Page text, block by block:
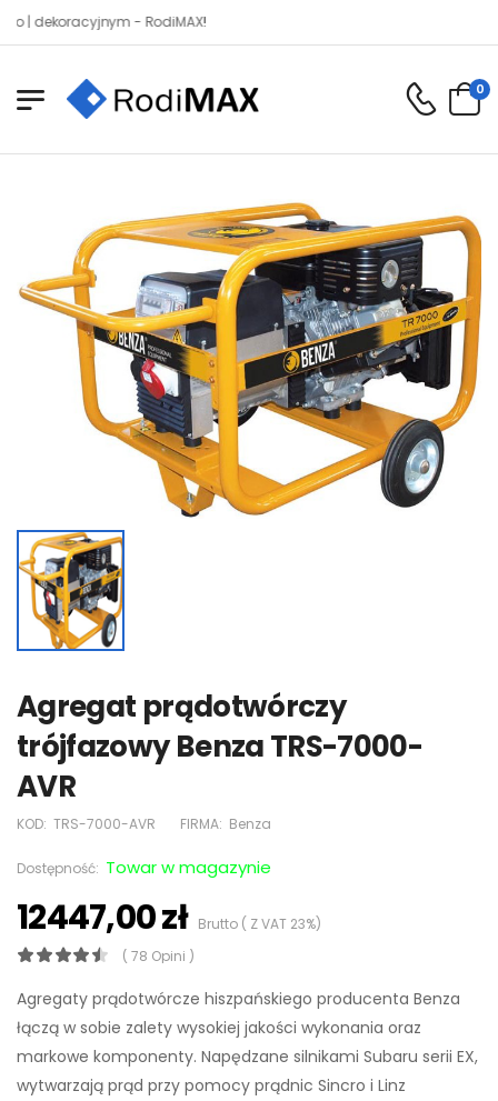
- RodiMAX!
0
Agregat prądotwórczy
trójfazowy Benza TRS-7000-
AVR
KOD: TRS-7000-AVR FIRMA: Benza
Dostępność: Towar w magazynie
12447,00 złBrutto ( Z VAT 23%)
( 78 Opini )
Agregaty prądotwórcze hiszpańskiego producenta Benza
łączą w sobie zalety wysokiej jakości wykonania oraz
markowe komponenty. Napędzane silnikami Subaru serii EX,
wytwarzają prąd przy pomocy prądnic Sincro i Linz